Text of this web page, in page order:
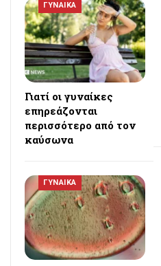
ΓΥΝΑΙΚΑ
Γιατί οι γυναίκες
επηρεάζονται
περισσότερο από τον
καύσωνα
ΓΥΝΑΙΚΑ